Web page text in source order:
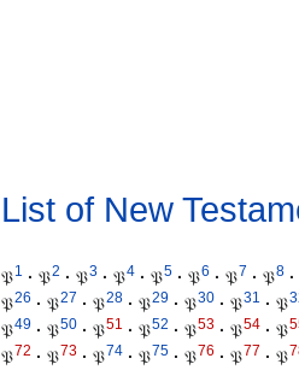
List of New
𝔓1 · 𝔓2 · 𝔓3 · 𝔓4 · 𝔓5 · 𝔓6 · 𝔓7 · 𝔓8 ·
𝔓26 · 𝔓27 · 𝔓28 · 𝔓29 · 𝔓30 · 𝔓31 · 𝔓
𝔓49 · 𝔓50 · 𝔓51 · 𝔓52 · 𝔓53 · 𝔓54 · 𝔓
𝔓72 · 𝔓73 · 𝔓74 · 𝔓75 · 𝔓76 · 𝔓77 · 𝔓